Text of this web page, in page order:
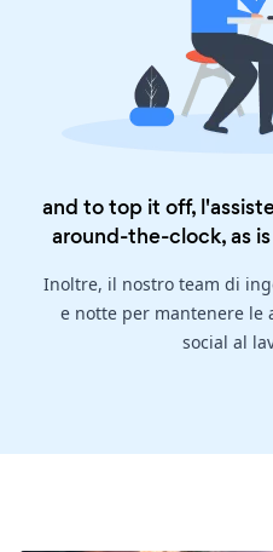
and to top it off,
around-the-clock, as
Inoltre, il nostro team di
e notte per mantenere le
social al